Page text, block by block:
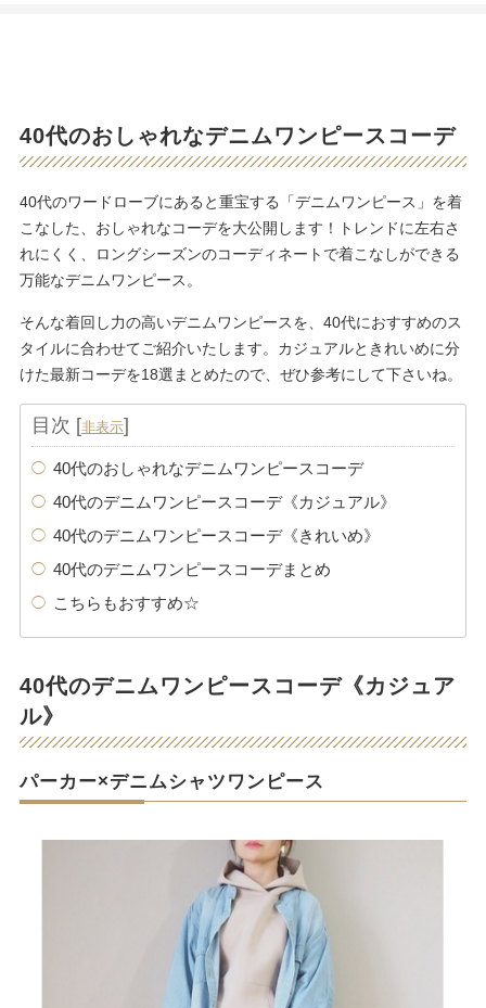
40代のおしゃれなデニムワンピースコーデ
40代のワードローブにあると重宝する「デニムワンピース」を着
こなした、おしゃれなコーデを大公開します！トレンドに左右さ
れにくく、ロングシーズンのコーディネートで着こなしができる
万能なデニムワンピース。
そんな着回し力の高いデニムワンピースを、40代におすすめのス
タイルに合わせてご紹介いたします。カジュアルときれいめに分
けた最新コーデを18選まとめたので、ぜひ参考にして下さいね。
目次 [非表示]
40代のおしゃれなデニムワンピースコーデ
40代のデニムワンピースコーデ《カジュアル》
40代のデニムワンピースコーデ《きれいめ》
40代のデニムワンピースコーデまとめ
こちらもおすすめ☆
40代のデニムワンピースコーデ《カジュア
ル》
パーカー×デニムシャツワンピース